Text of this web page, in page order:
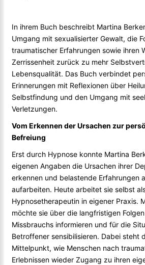
In ihrem Buch beschreibt Martina
Umgang mit sexualisierter Gewalt, die
traumatischer Erfahrungen sowie ihren
Zerrissenheit zurück zu mehr
Lebensqualität. Das Buch verbindet
Erinnerungen mit Reflexionen über
Selbstfindung und den Umgang mit
Verletzungen.
Vom Erkennen der Ursachen zur
Befreiung
Erst durch Hypnose konnte Martina
eigenen Angaben die Ursachen ihrer
erkennen und belastende Erfahrungen
aufarbeiten. Heute arbeitet sie selbst
Hypnosetherapeutin in eigener Praxis.
möchte sie über die langfristigen
Missbrauchs informieren und für die
Betroffener sensibilisieren. Dabei steht
Mittelpunkt, wie Menschen nach
Erlebnissen wieder Zugang zu ihren